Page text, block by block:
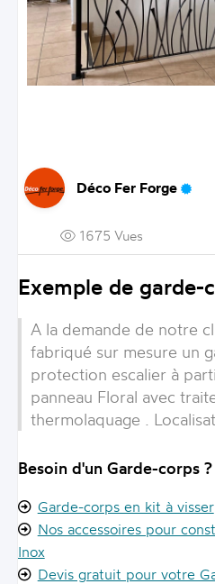
Déco Fer Forge
1675 Vues
Exemple de garde-
A la demande de notre
fabriqué sur mesure un
protection escalier à
panneau Floral avec
thermolaquage .
Besoin d'un Garde-corps ?
Garde-corps en kit à visser
Nos accessoires pour
Inox
Devis gratuit pour votre